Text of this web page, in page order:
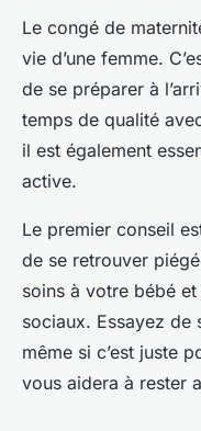
Le congé de
vie d’une femme.
de se préparer à
temps de qualité
il est également
active.
Le premier conseil
de se retrouver
soins à votre bébé
sociaux. Essayez de
même si c’est juste
vous aidera à rester